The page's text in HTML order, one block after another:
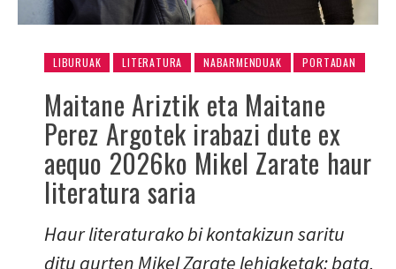
LIBURUAK LITERATURA NABARMENDUAK PORTADAN
Maitane Ariztik eta Maitane
Perez Argotek irabazi dute ex
aequo 2026ko Mikel Zarate haur
literatura saria
Haur literaturako bi kontakizun saritu
ditu aurten Mikel Zarate lehiaketak: bata,